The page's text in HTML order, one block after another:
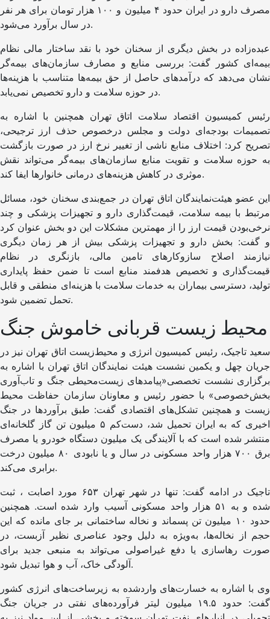
مصرف دارو در ایران حدود ۴ میلیون و ۱۰۰ هزار تومان برای هر نفر
در سال برآورد می‌شود.
عبده‌زاده در بخش دیگری از سخنان خود با نقد ساختار مالی نظام
بیمه‌ای کشور گفت: بررسی منابع و مصارف سازمان‌های بیمه‌گر
نشان می‌دهد که درآمدهای حاصل از حق بیمه‌ها متناسب با هزینه‌ها
در حوزه سلامت و دارو تخصیص نمی‌یابد.
رئیس کمیسیون اقتصاد سلامت اتاق تهران همچنین با اشاره به
تصمیمات بودجه‌ای دولت و مجلس درخصوص حذف ارز ترجیحی،
تصریح کرد: اختلاف منابع ناشی از تغییر نرخ ارز در صورت بازگشت
به حوزه سلامت و تقویت منابع سازمان‌های بیمه‌گر می‌تواند نقش
موثری در کاهش هزینه‌های درمانی خانوارها ایفا کند.
این عضو هیئت‌نمایندگان اتاق تهران در جمع‌بندی سخنان خود، مسائل
مرتبط با بیمه سلامت، قیمت‌گذاری دارو و تجهیزات پزشکی و چند
نرخی‌بودن قیمت ارز را از مهمترین مشکلات این دو بخش عنوان کرد
و گفت: بخش دارو و تجهیزات پزشکی بیش از هر زمان دیگری
نیازمند اصلاح سازوکارهای تامین مالی، بازنگری در نظام
قیمت‌گذاری و تخصیص هدفمند منابع است تا ضمن حفظ پایداری
تولید، دسترسی بیماران به خدمات سلامت با هزینه‌ای منطقی و قابل
تحمل تضمین شود.
محیط زیست قربانی خاموش جنگ
سعید تاجیک، رئیس کمیسیون انرژی و محیط‌زیست اتاق تهران نیز در
جریان چهل و یکمین نشست هیئت نمایندگان اتاق تهران با اشاره به
برگزاری نشست تخصصی«پیامدهای زیست‌محیطی جنگ و تاب‌آوری
بخش‌خصوصی» با حضور رئیس و معاونان سازمان حفاظت محیط
زیست و همچنین تشکل‌های اقتصادی گفت: طبق برآوردها در جنگ
اخیری که به ایران تحمیل شد، دست‌کم ۵ میلیون تن گاز گلخانه‌ای
منتشر شده است که با آلایندگی یک میلیون دستگاه خودرو یا مصرف
برق ۷۰۰ هزار واحد مسکونی در سال و یا نابودی ۸۰ میلیون درخت
برابری می‌کند.
تاجیک در ادامه گفت: تنها در شهر تهران ۶۵۳ مورد اصابت ، ثبت
شده و به ۵۱ هزار واحد مسکونی آسیب وارد شده است. همچنین
حدود ۱۰ میلیون تن پسماند و نخاله ساختمانی بر جای مانده که این
حجم از نخاله‌ها، به‌ویژه به دلیل وجود عناصری نظیر آزبست، در
صورت رهاسازی یا دفع غیراصولی می‌تواند به منبعی جدید برای
آلودگی خاک، آب و هوا تبدیل شود.
وی با اشاره به خسارت‌های واردشده به زیرساخت‌های انرژی کشور
گفت: حدود ۱۹.۵ میلیون لیتر فرآورده‌های نفتی در جریان جنگ